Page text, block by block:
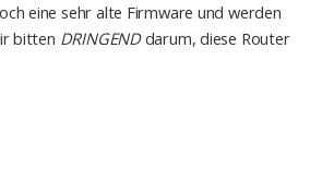
eine sehr alte Firmware und werden
bitten DRINGENDdarum, diese Router